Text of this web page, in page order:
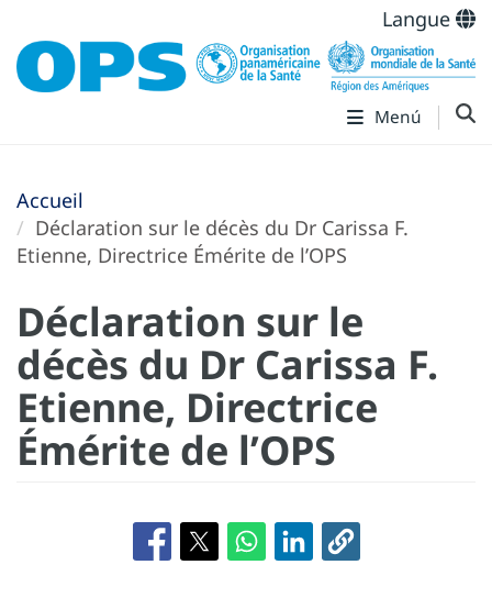
Langue
Menú
Accueil
Déclaration sur le décès du Dr Carissa F.
Etienne, Directrice Émérite de l’OPS
Déclaration sur le
décès du Dr Carissa F.
Etienne, Directrice
Émérite de l’OPS